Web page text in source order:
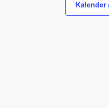
Kalender